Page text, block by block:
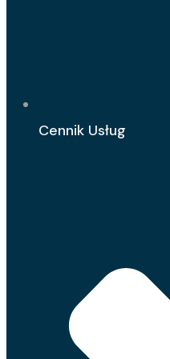
Cennik Usług